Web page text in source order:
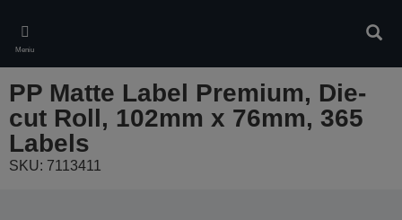
main
content
Meniu
PP Matte Label Premium, Die-
cut Roll, 102mm x 76mm, 365
Labels
SKU: 7113411